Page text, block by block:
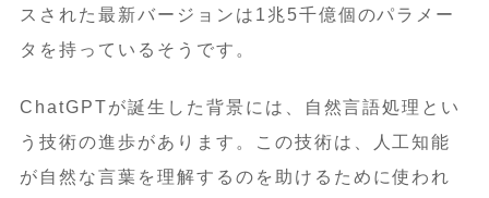
スされた最新バージョンは1兆5千億個のパラメー
タを持っているそうです。
ChatGPTが誕生した背景には、自然言語処理とい
う技術の進歩があります。この技術は、人工知能
が自然な言葉を理解するのを助けるために使われ